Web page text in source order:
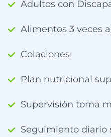
Adultos con
Alimentos 3 veces
Colaciones
Plan nutricional
Supervisión toma
Seguimiento diario